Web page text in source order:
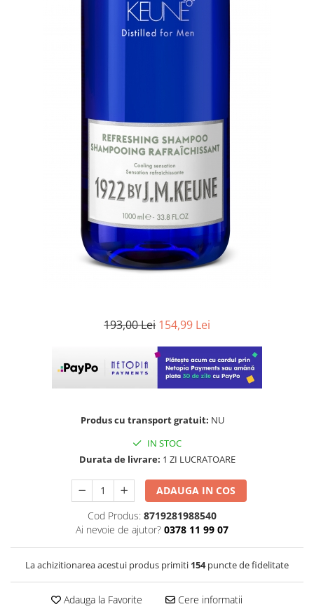
193,00 Lei 154,99 Lei
Produs cu transport gratuit: NU
IN STOC
Durata de livrare: 1 ZI LUCRATOARE
ADAUGA IN COS
Cod Produs: 8719281988540
Ai nevoie de ajutor? 0378 11 99 07
La achizitionarea acestui produs primiti 154puncte de fidelitate
Adauga la Favorite Cere informatii